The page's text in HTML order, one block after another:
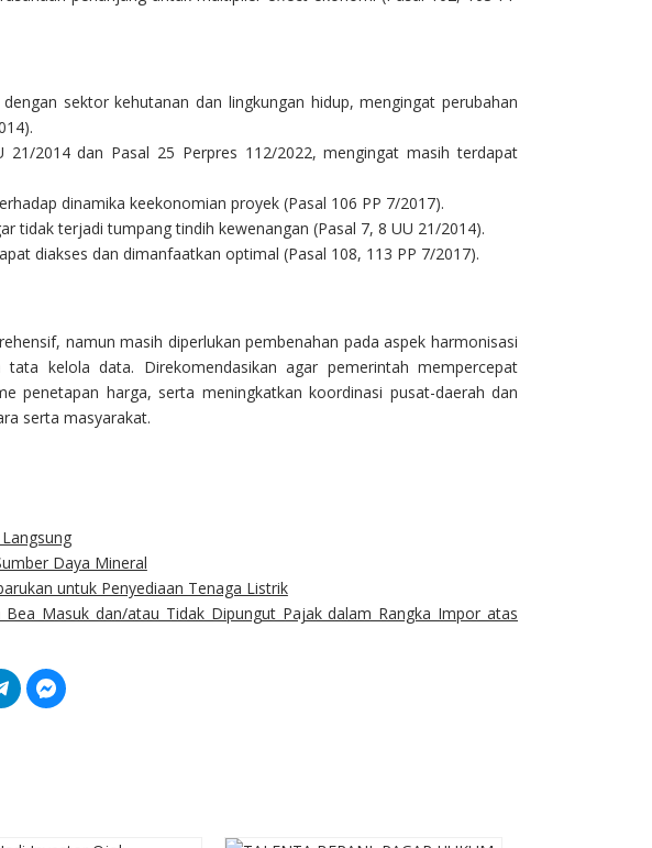
sektor kehutanan dan lingkungan hidup, mengingat perubahan
2014 dan Pasal 25 Perpres 112/2022, mengingat masih terdapat
dinamika keekonomian proyek (Pasal 106 PP 7/2017).
tidak terjadi tumpang tindih kewenangan (Pasal 7, 8 UU 21/2014).
diakses dan dimanfaatkan optimal (Pasal 108, 113 PP 7/2017).
namun masih diperlukan pembenahan pada aspek harmonisasi
kelola data. Direkomendasikan agar pemerintah mempercepat
penetapan harga, serta meningkatkan koordinasi pusat-daerah dan
serta masyarakat.
Daya Mineral
untuk Penyediaan Tenaga Listrik
Masuk dan/atau Tidak Dipungut Pajak dalam Rangka Impor atas
Telegram